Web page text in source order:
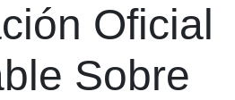
Oficial
Sobre